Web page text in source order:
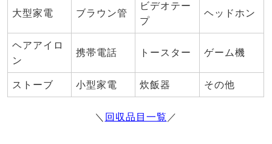
大型家電 ブラウン管
ビデオテー
プ
ヘッドホン
ヘアアイロ
ン
携帯電話 トースター ゲーム機
ストーブ 小型家電 炊飯器 その他
＼ 回収品目一覧 ／